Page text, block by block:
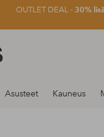
OUTLET DEAL -30%
Asusteet Kauneus